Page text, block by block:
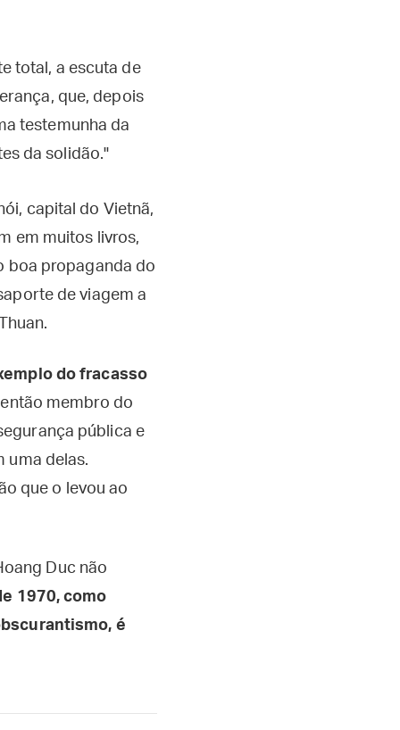
total, a escuta de
que, depois
testemunha da
da solidão."
capital do Vietnã,
em muitos livros,
boa propaganda do
de viagem a
do fracasso
membro do
pública e
uma delas.
que o levou ao
Duc não
1970, como
é